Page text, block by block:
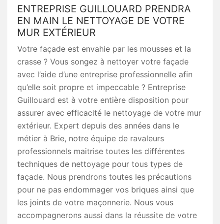
ENTREPRISE GUILLOUARD PRENDRA
EN MAIN LE NETTOYAGE DE VOTRE
MUR EXTÉRIEUR
Votre façade est envahie par les mousses et la
crasse ? Vous songez à nettoyer votre façade
avec l’aide d’une entreprise professionnelle afin
qu’elle soit propre et impeccable ? Entreprise
Guillouard est à votre entière disposition pour
assurer avec efficacité le nettoyage de votre mur
extérieur. Expert depuis des années dans le
métier à Brie, notre équipe de ravaleurs
professionnels maitrise toutes les différentes
techniques de nettoyage pour tous types de
façade. Nous prendrons toutes les précautions
pour ne pas endommager vos briques ainsi que
les joints de votre maçonnerie. Nous vous
accompagnerons aussi dans la réussite de votre